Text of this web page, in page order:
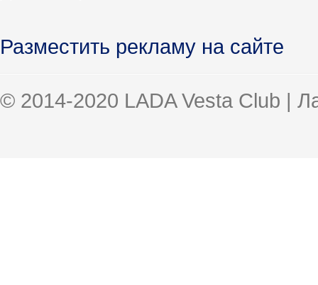
Разместить рекламу на сайте
© 2014-2020 LADA Vesta Club |